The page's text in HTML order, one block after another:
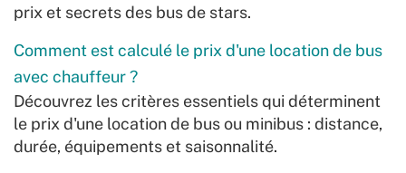
prix et secrets des bus de stars.
Comment est calculé le prix d'une location de bus
avec chauffeur ?
Découvrez les critères essentiels qui déterminent
le prix d'une location de bus ou minibus : distance,
durée, équipements et saisonnalité.